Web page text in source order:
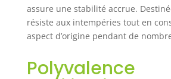
assure une stabilité accrue.
résiste aux intempéries tout en
aspect d’origine pendant de
Polyvalence